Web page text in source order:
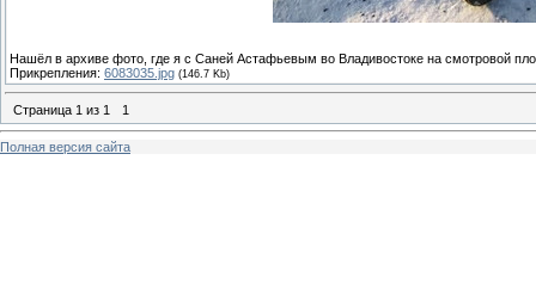
Нашёл в архиве фото, где я с Саней Астафьевым во Владивостоке на смотровой
Прикрепления: 6083035.jpg (146.7 Kb)
Страница 1 из 1 1
Полная версия сайта